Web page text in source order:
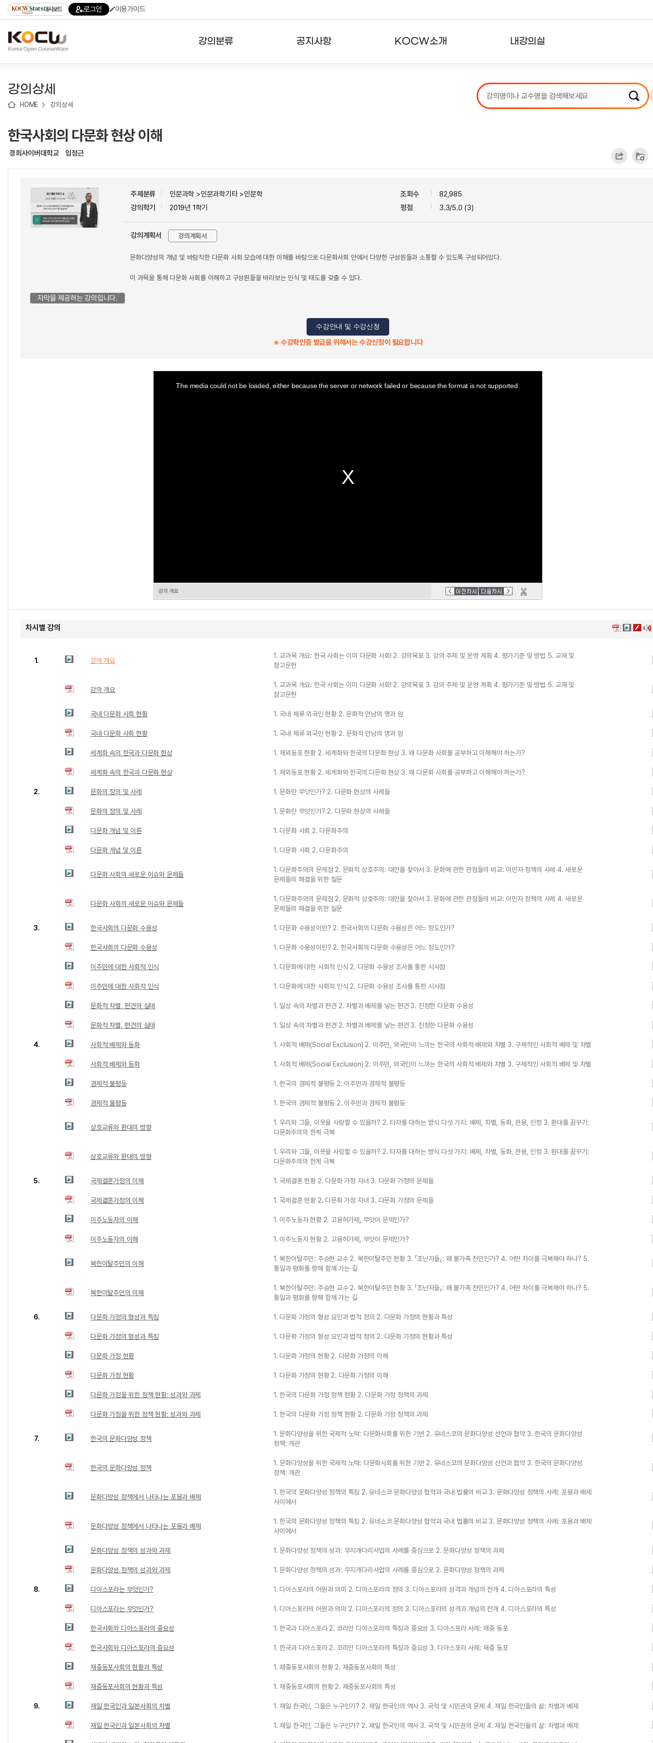
기
기
기
content)
가
대시보드 로그인 이용가이드
강의분류 공지사항 KOCW소개 내강의실
강의리스트
수강확인증강의
강의상세
HOME 강의상세
한국사회의 다문화 현상 이해
경희사이버대학교 임정근
주제분류
인문과학 >인문과학기타 >인문학
강의학기
2019년 1학기
조회수
82,985
평점
3.3/5.0 (3)
강의계획서 강의계획서
문화다양성의 개념 및 바람직한 다문화 사회 모습에 대한 이해를 바탕으로 다문화사회 안에서 다양한 구성원들과 소통할 수 있도록 구성되어있다.
이 과목을 통해 다문화 사회를 이해하고 구성원들을 바라보는 인식 및 태도를 갖출 수 있다.
자막을 제공하는 강의입니다.
수강안내 및 수강신청
※ 수강확인증 발급을 위해서는 수강신청이 필요합니다
The media could not be loaded, either because the server or network failed or because the format is not supported.
강의 개요
차시별 강의
1. 강의 개요
1. 교과목 개요: 한국 사회는 이미 다문화 사회! 2. 강의목표 3. 강의 주제 및 운영 계획 4. 평가기준 및 방법 5. 교재 및
참고문헌
강의 개요
1. 교과목 개요: 한국 사회는 이미 다문화 사회! 2. 강의목표 3. 강의 주제 및 운영 계획 4. 평가기준 및 방법 5. 교재 및
참고문헌
국내 다문화 사회 현황 1. 국내 체류 외국인 현황 2. 문화적 만남의 명과 암
국내 다문화 사회 현황 1. 국내 체류 외국인 현황 2. 문화적 만남의 명과 암
세계화 속의 한국과 다문화 현상 1. 재외동포 현황 2. 세계화와 한국의 다문화 현상 3. 왜 다문화 사회를 공부하고 이해해야 하는가?
세계화 속의 한국과 다문화 현상 1. 재외동포 현황 2. 세계화와 한국의 다문화 현상 3. 왜 다문화 사회를 공부하고 이해해야 하는가?
2. 문화의 정의 및 사례 1. 문화란 무엇인가? 2. 다문화 현상의 사례들
문화의 정의 및 사례 1. 문화란 무엇인가? 2. 다문화 현상의 사례들
다문화 개념 및 이론 1. 다문화 사회 2. 다문화주의
다문화 개념 및 이론 1. 다문화 사회 2. 다문화주의
다문화 사회의 새로운 이슈와 문제들
1. 다문화주의의 문제점 2. 문화적 상호주의: 대안을 찾아서 3. 문화에 관한 관점들의 비교: 이민자 정책의 사례 4. 새로운
문제들의 해결을 위한 질문
다문화 사회의 새로운 이슈와 문제들
1. 다문화주의의 문제점 2. 문화적 상호주의: 대안을 찾아서 3. 문화에 관한 관점들의 비교: 이민자 정책의 사례 4. 새로운
문제들의 해결을 위한 질문
3. 한국사회의 다문화 수용성 1. 다문화 수용성이란? 2. 한국사회의 다문화 수용성은 어느 정도인가?
한국사회의 다문화 수용성 1. 다문화 수용성이란? 2. 한국사회의 다문화 수용성은 어느 정도인가?
이주민에 대한 사회적 인식 1. 다문화에 대한 사회적 인식 2. 다문화 수용성 조사를 통한 시사점
이주민에 대한 사회적 인식 1. 다문화에 대한 사회적 인식 2. 다문화 수용성 조사를 통한 시사점
문화적 차별, 편견의 실태 1. 일상 속의 차별과 편견 2. 차별과 배제를 낳는 편견 3. 진정한 다문화 수용성
문화적 차별, 편견의 실태 1. 일상 속의 차별과 편견 2. 차별과 배제를 낳는 편견 3. 진정한 다문화 수용성
4. 사회적 배제와 동화 1. 사회적 배제(Social Exclusion) 2. 이주민, 외국인이 느끼는 한국의 사회적 배제와 차별 3. 구체적인 사회적 배제 및 차별
사회적 배제와 동화 1. 사회적 배제(Social Exclusion) 2. 이주민, 외국인이 느끼는 한국의 사회적 배제와 차별 3. 구체적인 사회적 배제 및 차별
경제적 불평등 1. 한국의 경제적 불평등 2. 이주민과 경제적 불평등
경제적 불평등 1. 한국의 경제적 불평등 2. 이주민과 경제적 불평등
상호교류와 환대의 방향
1. 우리와 그들, 이웃을 사랑할 수 있을까? 2. 타자를 대하는 방식 다섯 가지: 배제, 차별, 동화, 관용, 인정 3. 환대를 꿈꾸기:
다문화주의의 한계 극복
상호교류와 환대의 방향
1. 우리와 그들, 이웃을 사랑할 수 있을까? 2. 타자를 대하는 방식 다섯 가지: 배제, 차별, 동화, 관용, 인정 3. 환대를 꿈꾸기:
다문화주의의 한계 극복
5. 국제결혼가정의 이해 1. 국제결혼 현황 2. 다문화 가정 자녀 3. 다문화 가정의 문제들
국제결혼가정의 이해 1. 국제결혼 현황 2. 다문화 가정 자녀 3. 다문화 가정의 문제들
이주노동자의 이해 1. 이주노동자 현황 2. 고용허가제, 무엇이 문제인가?
이주노동자의 이해 1. 이주노동자 현황 2. 고용허가제, 무엇이 문제인가?
북한이탈주민의 이해
1. 북한이탈주민: 주승현 교수 2. 북한이탈주민 현황 3. 「조난자들」: 왜 불가촉 천민인가? 4. 어떤 차이를 극복해야 하나? 5.
통일과 평화를 향해 함께 가는 길
북한이탈주민의 이해
1. 북한이탈주민: 주승현 교수 2. 북한이탈주민 현황 3. 「조난자들」: 왜 불가촉 천민인가? 4. 어떤 차이를 극복해야 하나? 5.
통일과 평화를 향해 함께 가는 길
6. 다문화 가정의 형성과 특징 1. 다문화 가정의 형성 요인과 법적 정의 2. 다문화 가정의 현황과 특성
다문화 가정의 형성과 특징 1. 다문화 가정의 형성 요인과 법적 정의 2. 다문화 가정의 현황과 특성
다문화 가정 현황 1. 다문화 가정의 현황 2. 다문화 가정의 이해
다문화 가정 현황 1. 다문화 가정의 현황 2. 다문화 가정의 이해
다문화 가정을 위한 정책 현황: 성과와 과제 1. 한국의 다문화 가정 정책 현황 2. 다문화 가정 정책의 과제
다문화 가정을 위한 정책 현황: 성과와 과제 1. 한국의 다문화 가정 정책 현황 2. 다문화 가정 정책의 과제
7. 한국의 문화다양성 정책
1. 문화다양성을 위한 국제적 노력: 다문화사회를 위한 기반 2. 유네스코의 문화다양성 선언과 협약 3. 한국의 문화다양성
정책: 개관
한국의 문화다양성 정책
1. 문화다양성을 위한 국제적 노력: 다문화사회를 위한 기반 2. 유네스코의 문화다양성 선언과 협약 3. 한국의 문화다양성
정책: 개관
문화다양성 정책에서 나타나는 포용과 배제
1. 한국의 문화다양성 정책의 특징 2. 유네스코 문화다양성 협약과 국내 법률의 비교 3. 문화다양성 정책의 사례: 포용과 배제
사이에서
문화다양성 정책에서 나타나는 포용과 배제
1. 한국의 문화다양성 정책의 특징 2. 유네스코 문화다양성 협약과 국내 법률의 비교 3. 문화다양성 정책의 사례: 포용과 배제
사이에서
문화다양성 정책의 성과와 과제 1. 문화다양성 정책의 성과: 무지개다리사업의 사례를 중심으로 2. 문화다양성 정책의 과제
문화다양성 정책의 성과와 과제 1. 문화다양성 정책의 성과: 무지개다리사업의 사례를 중심으로 2. 문화다양성 정책의 과제
8. 디아스포라는 무엇인가? 1. 디아스포라의 어원과 의미 2. 디아스포라의 정의 3. 디아스포라의 성격과 개념의 전개 4. 디아스포라의 특성
디아스포라는 무엇인가? 1. 디아스포라의 어원과 의미 2. 디아스포라의 정의 3. 디아스포라의 성격과 개념의 전개 4. 디아스포라의 특성
한국사회와 디아스포라의 중요성 1. 한국과 디아스포라 2. 코리안 디아스포라의 특징과 중요성 3. 디아스포라 사례: 재중 동포
한국사회와 디아스포라의 중요성 1. 한국과 디아스포라 2. 코리안 디아스포라의 특징과 중요성 3. 디아스포라 사례: 재중 동포
재중동포사회의 현황과 특성 1. 재중동포사회의 현황 2. 재중동포사회의 특성
재중동포사회의 현황과 특성 1. 재중동포사회의 현황 2. 재중동포사회의 특성
9. 재일 한국인과 일본사회의 차별 1. 재일 한국인, 그들은 누구인가? 2. 재일 한국인의 역사 3. 국적 및 시민권의 문제 4. 재일 한국인들의 삶: 차별과 배제
재일 한국인과 일본사회의 차별 1. 재일 한국인, 그들은 누구인가? 2. 재일 한국인의 역사 3. 국적 및 시민권의 문제 4. 재일 한국인들의 삶: 차별과 배제